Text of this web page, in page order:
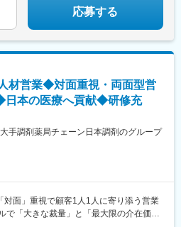
応募する
材営業◆対面重視・両面型営
日本の医療へ貢献◆研修充
手調剤薬局チェーン日本調剤のグループ
対面」重視で顧客1人1人に寄り添う営業
で「大きな裁量」と「最大限の介在価